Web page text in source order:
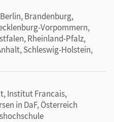
Brandenburg,
Vorpommern,
Rheinland-Pfalz,
Schleswig-Holstein,
Institut Francais,
in DaF, Österreich